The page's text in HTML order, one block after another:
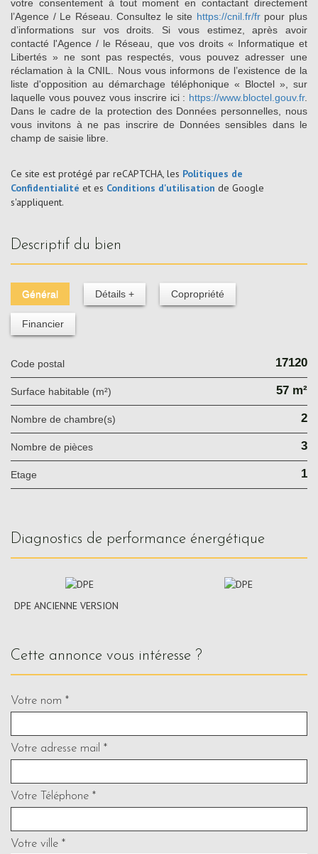
votre consentement à tout moment en contactant directement
l’Agence / Le Réseau. Consultez le site https://cnil.fr/frpour plus
d’informations sur vos droits. Si vous estimez, après avoir
contacté l'Agence / le Réseau, que vos droits « Informatique et
Libertés » ne sont pas respectés, vous pouvez adresser une
réclamation à la CNIL. Nous vous informons de l’existence de la
liste d'opposition au démarchage téléphonique « Bloctel », sur
laquelle vous pouvez vous inscrire ici : https://www.bloctel.gouv.fr.
Dans le cadre de la protection des Données personnelles, nous
vous invitons à ne pas inscrire de Données sensibles dans le
champ de saisie libre.
Ce site est protégé par reCAPTCHA, les Politiques de
Confidentialité et es Conditions d'utilisation de Google
s'appliquent.
descriptif du bien
Général Détails + Copropriété
Financier
Code postal 17120
Surface habitable (m²) 57 m²
Nombre de chambre(s) 2
Nombre de pièces 3
Etage 1
diagnostics de performance énergétique
DPE ANCIENNE VERSION
cette annonce vous intéresse ?
Votre nom *
Votre adresse mail *
Votre Téléphone *
Votre ville *